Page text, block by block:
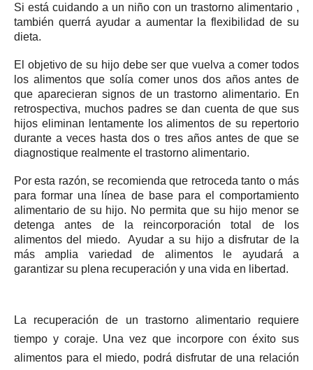
Si está cuidando a un niño con un trastorno alimentario ,
también querrá ayudar a aumentar la flexibilidad de su
dieta.
El objetivo de su hijo debe ser que vuelva a comer todos
los alimentos que solía comer unos dos años antes de
que aparecieran signos de un trastorno alimentario. En
retrospectiva, muchos padres se dan cuenta de que sus
hijos eliminan lentamente los alimentos de su repertorio
durante a veces hasta dos o tres años antes de que se
diagnostique realmente el trastorno alimentario.
Por esta razón, se recomienda que retroceda tanto o más
para formar una línea de base para el comportamiento
alimentario de su hijo. No permita que su hijo menor se
detenga antes de la reincorporación total de los
alimentos del miedo. Ayudar a su hijo a disfrutar de la
más amplia variedad de alimentos le ayudará a
garantizar su plena recuperación y una vida en libertad.
La recuperación de un trastorno alimentario requiere
tiempo y coraje. Una vez que incorpore con éxito sus
alimentos para el miedo, podrá disfrutar de una relación